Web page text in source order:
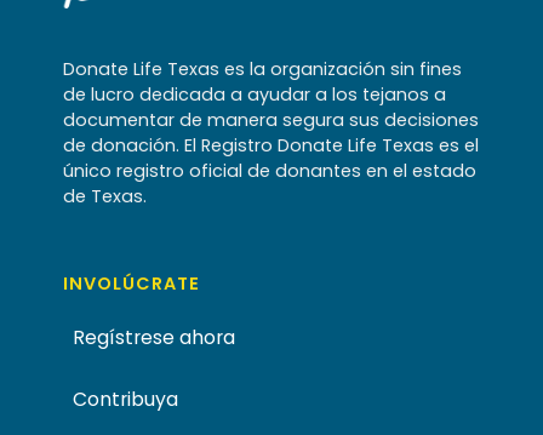
Donate Life Texas es la organización sin fines
de lucro dedicada a ayudar a los tejanos a
documentar de manera segura sus decisiones
de donación. El Registro Donate Life Texas es el
único registro oficial de donantes en el estado
de Texas.
INVOLÚCRATE
Regístrese ahora
Contribuya